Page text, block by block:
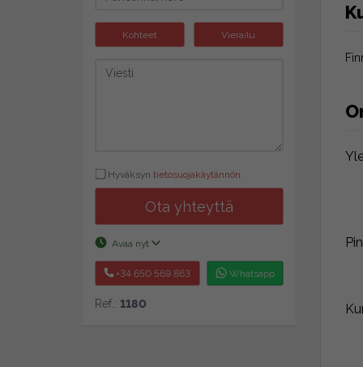
Kohteet Vierailu
Hyväksyn tietosuojakäytännön
Ota yhteyttä
Avaa nyt
+34 650 569 863 Whatsapp
Ref.: 1180